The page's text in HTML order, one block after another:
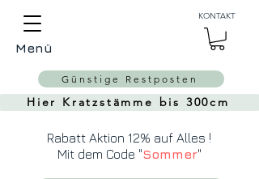
Menü
KONTAKT
Hier Kratzstämme bis 300cm
Günstige Restposten
Rabatt Aktion 12% auf Alles !
Mit dem Code "Sommer"